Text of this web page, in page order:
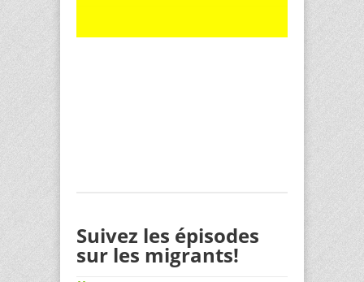
Suivez les épisodes
sur les migrants!